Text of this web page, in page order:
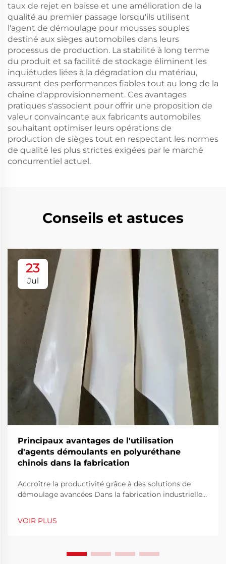
taux de rejet en baisse et une amélioration de la
qualité au premier passage lorsqu'ils utilisent
l'agent de démoulage pour mousses souples
destiné aux sièges automobiles dans leurs
processus de production. La stabilité à long terme
du produit et sa facilité de stockage éliminent les
inquiétudes liées à la dégradation du matériau,
assurant des performances fiables tout au long de la
chaîne d'approvisionnement. Ces avantages
pratiques s'associent pour offrir une proposition de
valeur convaincante aux fabricants automobiles
souhaitant optimiser leurs opérations de
production de sièges tout en respectant les normes
de qualité les plus strictes exigées par le marché
concurrentiel actuel.
Conseils et astuces
23
Jul
Principaux avantages de l'utilisation
d'agents démoulants en polyuréthane
chinois dans la fabrication
Accroître la productivité grâce à des solutions de
démoulage avancées Dans la fabrication industrielle
L'un des outils essentiels contribuant à l'efficacité de
VOIR PLUS